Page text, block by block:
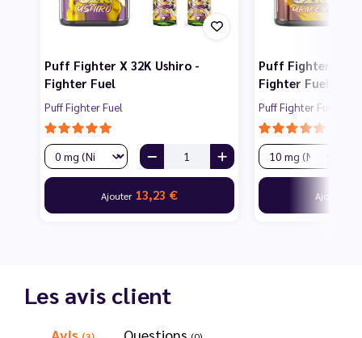
Puff Fighter X 32K Ushiro -
Fighter Fuel
Puff Fighter Fuel
Ajouter 13,23 €
Puff Fighter X
Fighter Fuel
Puff Fighter Fuel
Ajouter
Les avis client
Avis Questions